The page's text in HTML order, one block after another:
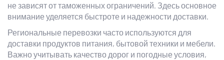
не зависят от таможенных ограничений. Здесь основное
внимание уделяется быстроте и надежности доставки.
Региональные перевозки часто используются для
доставки продуктов питания, бытовой техники и мебели.
Важно учитывать качество дорог и погодные условия,